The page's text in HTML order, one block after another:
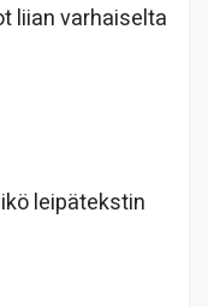
liian varhaiselta
leipätekstin